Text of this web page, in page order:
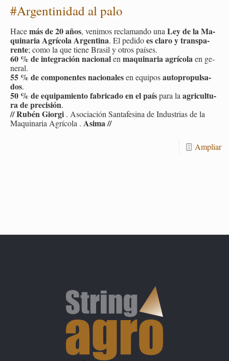
#Ar­gen­ti­ni­dad al palo
Hacemás de 20 años, ve­ni­mos re­cla­man­do unaLey de la Ma­
qui­na­ria Agrí­co­la Ar­gen­ti­na. El pe­di­does claro y trans­pa­
ren­te; como la que tiene Bra­sil y otros paí­ses.
60 % de in­te­gra­ción na­cio­nalenma­qui­na­ria agrí­co­laen ge­
ne­ral.
55 % de com­po­nen­tes na­cio­na­lesen equi­posau­to­pro­pul­sa­
dos.
50 % de equi­pa­mien­to fa­bri­ca­do en el paíspara laagri­cul­tu­
ra de pre­ci­sión.
//Rubén Gior­gi . Aso­cia­ción San­ta­fe­si­na de In­dus­trias de la
Ma­qui­na­ria Agrí­co­la . Asima//
Am­pliar